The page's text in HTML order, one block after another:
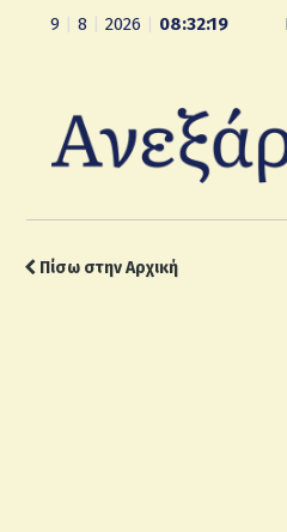
9 8 2026 08:32:19
Πίσω στην Αρχική